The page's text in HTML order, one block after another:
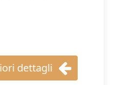
dettagli